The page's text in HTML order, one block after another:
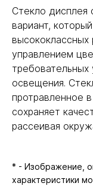
Стекло дисплея
вариант,
высококлассных
управлением
освещения.
протравленное
сохраняет
рассеивая
* - Изображение,
характеристики